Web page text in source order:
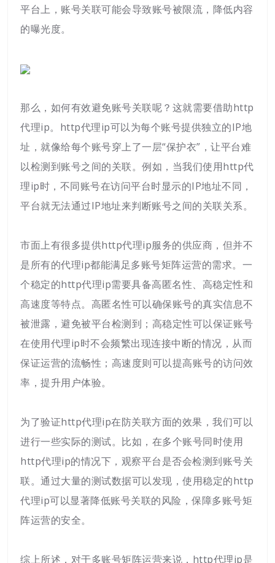
平台上，账号关联可能会导致账号被限流，降低内容
的曝光度。
那么，如何有效避免账号关联呢？这就需要借助http
代理ip。http代理ip可以为每个账号提供独立的IP地
址，就像给每个账号穿上了一层“保护衣”，让平台难
以检测到账号之间的关联。例如，当我们使用http代
理ip时，不同账号在访问平台时显示的IP地址不同，
平台就无法通过IP地址来判断账号之间的关联关系。
市面上有很多提供http代理ip服务的供应商，但并不
是所有的代理ip都能满足多账号矩阵运营的需求。一
个稳定的http代理ip需要具备高匿名性、高稳定性和
高速度等特点。高匿名性可以确保账号的真实信息不
被泄露，避免被平台检测到；高稳定性可以保证账号
在使用代理ip时不会频繁出现连接中断的情况，从而
保证运营的流畅性；高速度则可以提高账号的访问效
率，提升用户体验。
为了验证http代理ip在防关联方面的效果，我们可以
进行一些实际的测试。比如，在多个账号同时使用
http代理ip的情况下，观察平台是否会检测到账号关
联。通过大量的测试数据可以发现，使用稳定的http
代理ip可以显著降低账号关联的风险，保障多账号矩
阵运营的安全。
综上所述，对于多账号矩阵运营来说，http代理ip是